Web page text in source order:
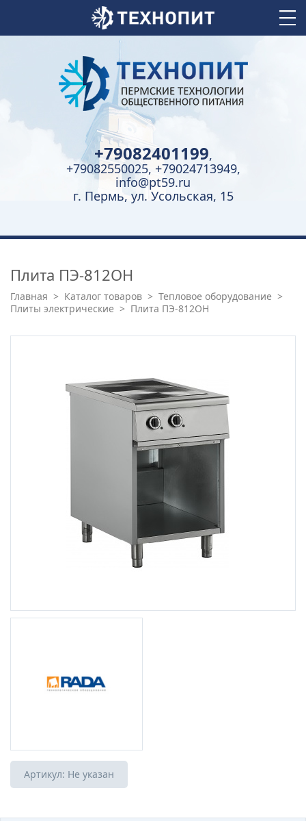
+79082401199,
+79082550025, +79024713949,
info@pt59.ru
г. Пермь, ул. Усольская, 15
Плита ПЭ-812ОН
Главная > Каталог товаров > Тепловое оборудование >
Плиты электрические > Плита ПЭ-812ОН
Артикул: Не указан